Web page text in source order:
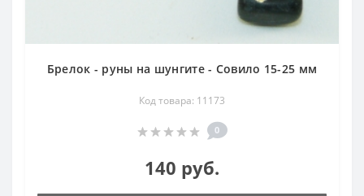
Брелок - руны на шунгите - Совило 15-25 мм
Код товара: 11173
0
140 руб.